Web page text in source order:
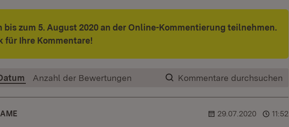
bis zum 5. August 2020 an der Online-Kommentierung teilnehmen.
für Ihre Kommentare!
Kommentare durchsuchen
Anzahl der Bewertungen
29.07.2020 11:52